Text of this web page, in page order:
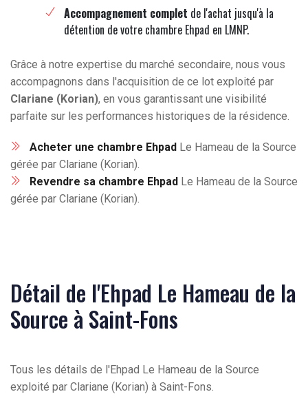
Accompagnement complet de l'achat jusqu'à la
détention de votre chambre Ehpad en LMNP.
Grâce à notre expertise du marché secondaire, nous vous
accompagnons dans l'acquisition de ce lot exploité par
Clariane (Korian), en vous garantissant une visibilité
parfaite sur les performances historiques de la résidence.
Acheter une chambre Ehpad Le Hameau de la Source
gérée par Clariane (Korian).
Revendre sa chambre Ehpad Le Hameau de la Source
gérée par Clariane (Korian).
Détail de l'Ehpad Le Hameau de la
Source à Saint-Fons
Tous les détails de l'Ehpad Le Hameau de la Source
exploité par Clariane (Korian) à Saint-Fons.